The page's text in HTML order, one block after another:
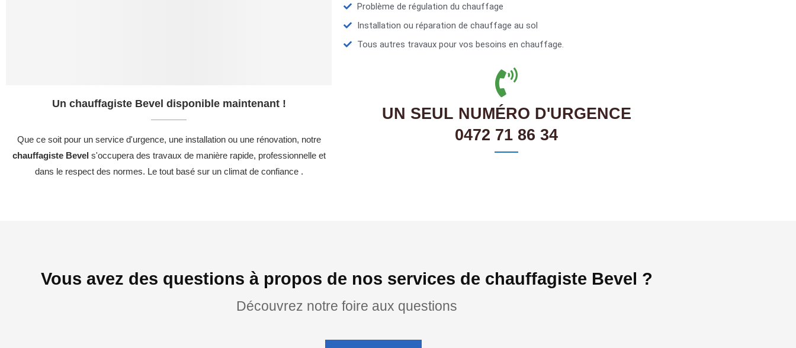
Un chauffagiste Bevel disponible maintenant !
Que ce soit pour un service d'urgence, une installation ou une rénovation, notre
chauffagiste Bevel s'occupera des travaux de manière rapide, professionnelle et
dans le respect des normes. Le tout basé sur un climat de confiance .
Problème de régulation du chauffage
Installation ou réparation de chauffage au sol
Tous autres travaux pour vos besoins en chauffage.
UN SEUL NUMÉRO D'URGENCE
0472 71 86 34
Vous avez des questions à propos de nos services de chauffagiste Bevel ?
Découvrez notre foire aux questions